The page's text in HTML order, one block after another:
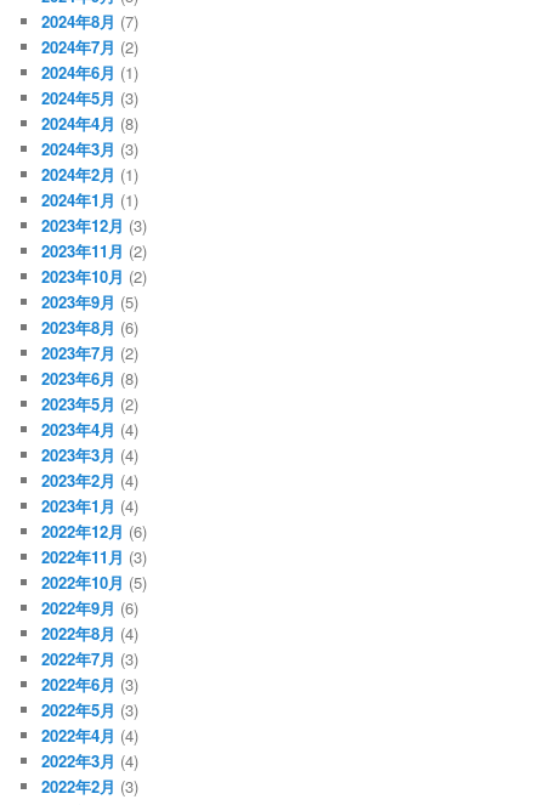
2024年8月 (7)
2024年7月 (2)
2024年6月 (1)
2024年5月 (3)
2024年4月 (8)
2024年3月 (3)
2024年2月 (1)
2024年1月 (1)
2023年12月 (3)
2023年11月 (2)
2023年10月 (2)
2023年9月 (5)
2023年8月 (6)
2023年7月 (2)
2023年6月 (8)
2023年5月 (2)
2023年4月 (4)
2023年3月 (4)
2023年2月 (4)
2023年1月 (4)
2022年12月 (6)
2022年11月 (3)
2022年10月 (5)
2022年9月 (6)
2022年8月 (4)
2022年7月 (3)
2022年6月 (3)
2022年5月 (3)
2022年4月 (4)
2022年3月 (4)
2022年2月 (3)